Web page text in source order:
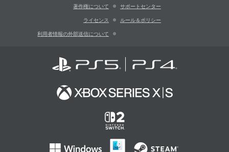
著作権について サポートセンター
ライセンス ルール＆ポリシー
利用者情報の外部送信について